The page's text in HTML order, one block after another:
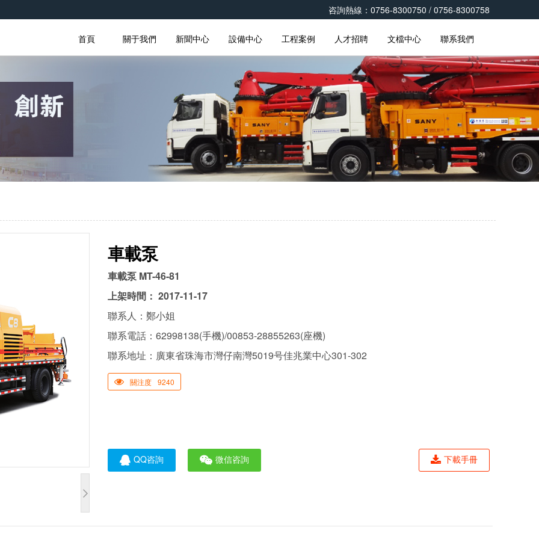
咨詢熱線：0756-8300750 / 0756-8300758
首頁 關于我們 新聞中心 設備中心 工程案例 人才招聘 文檔中心 聯系我們

車載泵
車載泵 MT-46-81
上架時間： 2017-11-17
聯系人：鄭小姐
聯系電話：62998138(手機)/00853-28855263(座機)
聯系地址：廣東省珠海市灣仔南灣5019号佳兆業中心301-302
關注度 9240
QQ咨詢 微信咨詢 下載手冊